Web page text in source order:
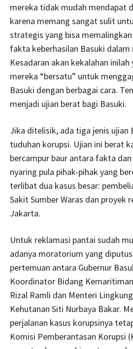
mereka tidak mudah mendapat
karena memang sangat sulit
strategis yang bisa
fakta keberhasilan Basuki
Kesadaran akan kekalahan
mereka “bersatu” untuk
Basuki dengan berbagai cara.
menjadi ujian berat bagi Basuki.
Jika ditelisik, ada tiga jenis ujian
tuduhan korupsi. Ujian ini berat
bercampur baur antara fakta
nyaring pula pihak-pihak yang
terlibat dua kasus besar:
Sakit Sumber Waras dan proyek
Jakarta.
Untuk reklamasi pantai sudah
adanya moratorium yang
pertemuan antara Gubernur
Koordinator Bidang
Rizal Ramli dan Menteri
Kehutanan Siti Nurbaya Bakar.
perjalanan kasus korupsinya
Komisi Pemberantasan Korupsi